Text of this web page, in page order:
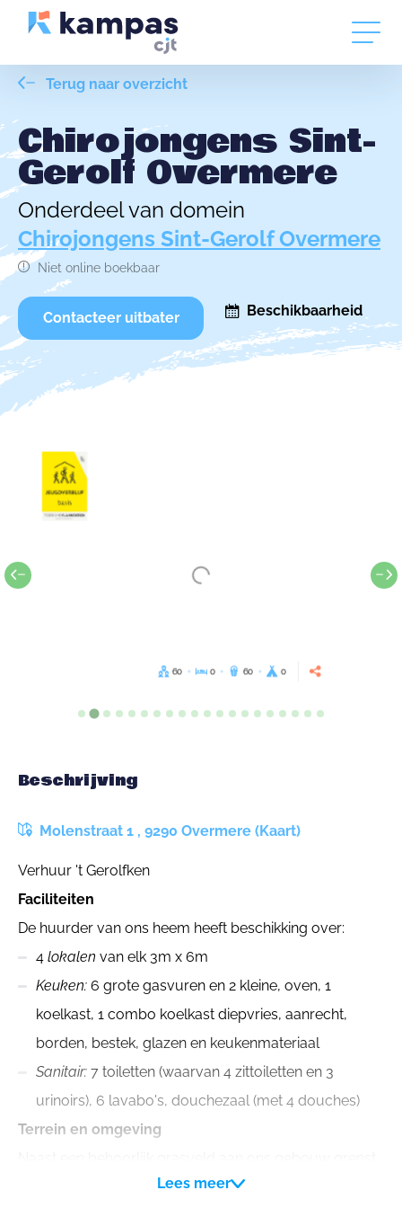
Terug naar overzicht
Chirojongens Sint-
Gerolf Overmere
Onderdeel van domein
Chirojongens Sint-Gerolf Overmere
Niet online boekbaar
Contacteer uitbater Beschikbaarheid
60 0 60 0
Beschrijving
Molenstraat 1 , 9290 Overmere (Kaart)
Verhuur 't Gerolfken
Faciliteiten
De huurder van ons heem heeft beschikking over:
4 lokalen van elk 3m x 6m
Keuken: 6 grote gasvuren en 2 kleine, oven, 1
koelkast, 1 combo koelkast diepvries, aanrecht,
borden, bestek, glazen en keukenmateriaal
Sanitair: 7 toiletten (waarvan 4 zittoiletten en 3
urinoirs), 6 lavabo's, douchezaal (met 4 douches)
Terrein en omgeving
het Boerenkrijgpark dat ideaal is voor bosspelen.
Lees meer